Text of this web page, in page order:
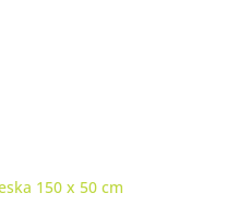
150 x 50 cm